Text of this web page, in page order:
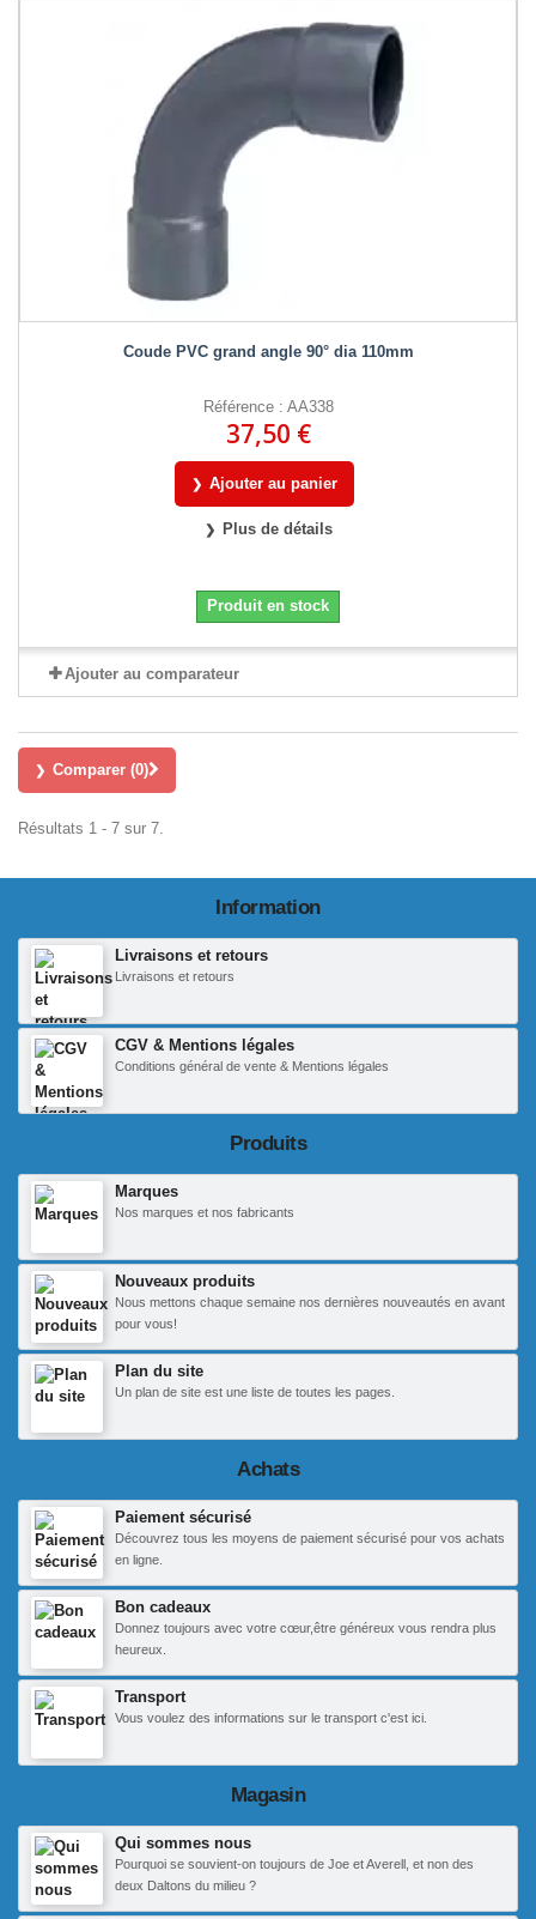
Coude PVC grand angle 90° dia 110mm
Référence : AA338
37,50 €
Ajouter au panier
Plus de détails
Produit en stock
Ajouter au comparateur
Comparer (0)
Résultats 1 - 7 sur 7.
Information
Livraisons et retours
Livraisons et retours
CGV & Mentions légales
Conditions général de vente & Mentions légales
Produits
Marques
Nos marques et nos fabricants
Nouveaux produits
Nous mettons chaque semaine nos dernières nouveautés en avant
pour vous!
Plan du site
Un plan de site est une liste de toutes les pages.
Achats
Paiement sécurisé
Découvrez tous les moyens de paiement sécurisé pour vos achats
en ligne.
Bon cadeaux
Donnez toujours avec votre cœur,être généreux vous rendra plus
heureux.
Transport
Vous voulez des informations sur le transport c'est ici.
Magasin
Qui sommes nous
Pourquoi se souvient-on toujours de Joe et Averell, et non des
deux Daltons du milieu ?